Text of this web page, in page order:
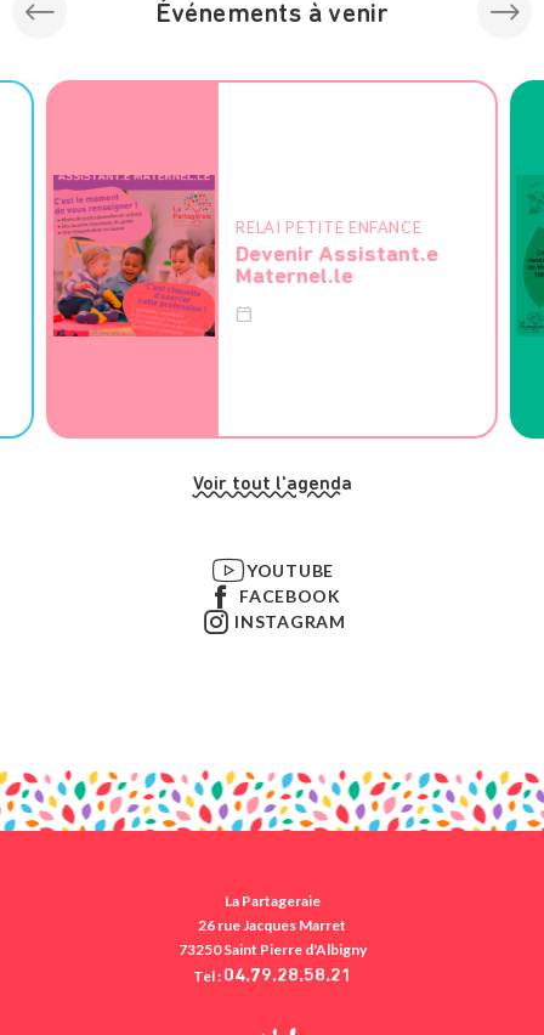
Événements à venir
RELAI PETITE ENFANCE
Devenir Assistant.e
Maternel.le
Voir tout l'agenda
YOUTUBE
FACEBOOK
INSTAGRAM
La Partageraie
26 rue Jacques Marret
73250 Saint Pierre d'Albigny
Tel : 04.79.28.58.21